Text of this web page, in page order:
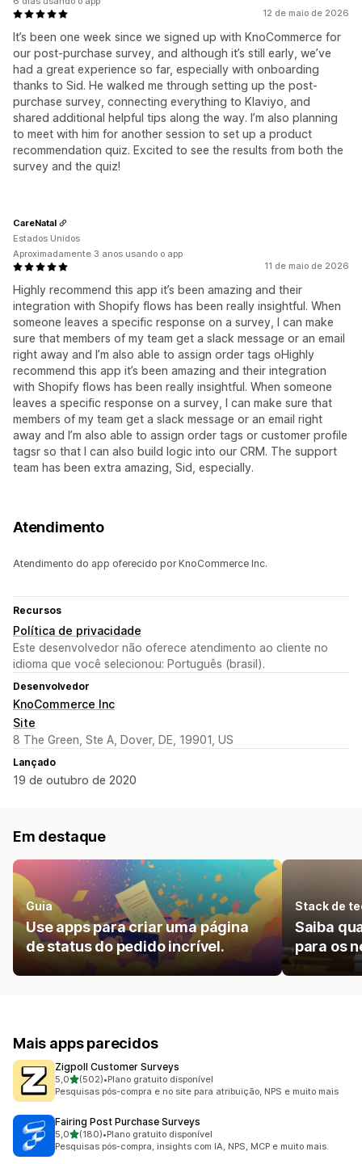
12 de maio de 2026
It’s been one week since we signed up with KnoCommerce for
our post-purchase survey, and although it’s still early, we’ve
had a great experience so far, especially with onboarding
thanks to Sid. He walked me through setting up the post-
purchase survey, connecting everything to Klaviyo, and
shared additional helpful tips along the way. I’m also planning
to meet with him for another session to set up a product
recommendation quiz. Excited to see the results from both the
survey and the quiz!
11 de maio de 2026
Highly recommend this app it’s been amazing and their
integration with Shopify flows has been really insightful. When
someone leaves a specific response on a survey, I can make
sure that members of my team get a slack message or an email
right away and I’m also able to assign order tags oHighly
recommend this app it’s been amazing and their integration
with Shopify flows has been really insightful. When someone
leaves a specific response on a survey, I can make sure that
members of my team get a slack message or an email right
away and I’m also able to assign order tags or customer profile
tagsr so that I can also build logic into our CRM. The support
team has been extra amazing, Sid, especially.
CareNatal
Estados Unidos
Aproximadamente 3 anos usando o app
Atendimento
Atendimento do app oferecido por KnoCommerce Inc.
Recursos
Política de privacidade
Este desenvolvedor não oferece atendimento ao cliente no
idioma que você selecionou: Português (brasil).
Desenvolvedor
KnoCommerce Inc
Site
8 The Green, Ste A, Dover, DE, 19901, US
Lançado
19 de outubro de 2020
Em destaque
Guia
Use apps para criar uma página
de status do pedido incrível.
Stack de
Saiba
para os
Mais apps parecidos
Zigpoll Customer Surveys
5,0de 5 estrelas
(502)
502 avaliações ao todo
•Plano gratuito disponível
Pesquisas pós-compra e no site para atribuição, NPS e muito mais
Fairing Post Purchase Surveys
5,0de 5 estrelas
(180)
180 avaliações ao todo
•Plano gratuito disponível
Pesquisas pós-compra, insights com IA, NPS, MCP e muito mais.